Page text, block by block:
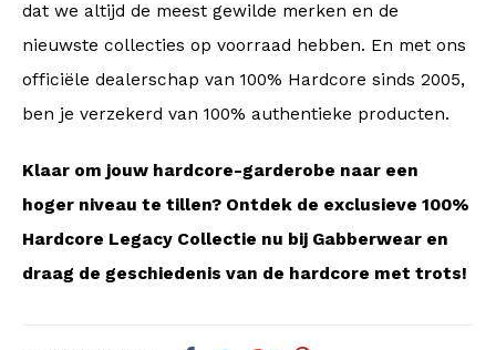
dat we altijd de meest gewilde merken en de
nieuwste collecties op voorraad hebben. En met ons
officiële dealerschap van 100% Hardcore sinds 2005,
ben je verzekerd van 100% authentieke producten.
Klaar om jouw hardcore-garderobe naar een
hoger niveau te tillen? Ontdek de exclusieve 100%
Hardcore Legacy Collectie nu bij Gabberwear en
draag de geschiedenis van de hardcore met trots!